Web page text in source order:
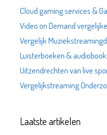
Cloud gaming services &
Video on Demand
Vergelijk
Luisterboeken &
Uitzendrechten van live
Vergelijkstreaming
Laatste artikelen